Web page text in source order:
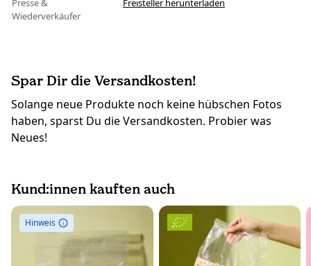
Presse &
Wiederverkäufer
Freisteller herunterladen
Spar Dir die Versandkosten!
Solange neue Produkte noch keine hübschen Fotos
haben, sparst Du die Versandkosten. Probier was
Neues!
Kund:innen kauften auch
Hinweis